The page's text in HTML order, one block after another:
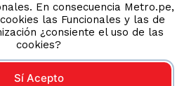
En consecuencia Metro.pe,
las Funcionales y las de
¿consiente el uso de las
cookies?
Sí Acepto